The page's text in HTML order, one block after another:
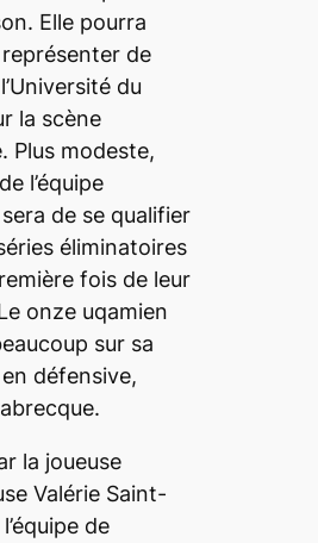
Elle pourra
de
du
la scène
Plus modeste,
l’équipe
de se qualifier
éliminatoires
fois de leur
onze uqamien
sur sa
défensive,
la joueuse
Valérie Saint-
de